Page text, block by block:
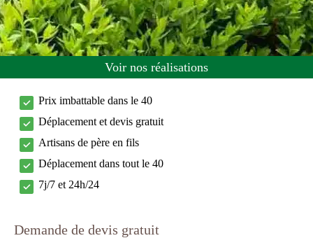
Voir nos réalisations
Prix imbattable dans le 40
Déplacement et devis gratuit
Artisans de père en fils
Déplacement dans tout le 40
7j/7 et 24h/24
Demande de devis gratuit